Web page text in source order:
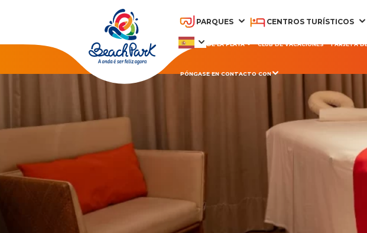
PARQUES CENTROS TURÍSTICOS
PARQUE DE LA PLAYA CLUB DE VACACIONES TARJETA
PÓNGASE EN CONTACTO CON
PARQUE ACUÁTICO
ACQUA BEACH PARK